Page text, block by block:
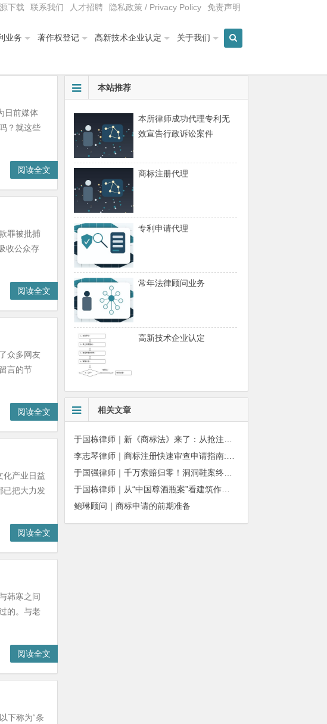
下载 联系我们 人才招聘 隐私政策 / Privacy Policy 免责声明
业务 著作权登记 高新技术企业认定 关于我们
日前媒体
？就这些
阅读全文
罪被批捕
收公众存
阅读全文
众多网友
言的节
阅读全文
化产业日益
已把大力发
阅读全文
韩寒之间
的。与老
阅读全文
下称为“条
本站推荐
本所律师成功代理专利无
效宣告行政诉讼案件
商标注册代理
专利申请代理
常年法律顾问业务
高新技术企业认定
相关文章
鲍琳顾问｜商标申请的前期准备